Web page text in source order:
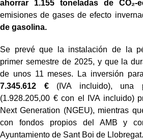
ahorrar 1.155 toneladas de CO₂-
emisiones de gases de efecto
de gasolina.
Se prevé que la instalación de la
primer semestre de 2025, y que la
de unos 11 meses. La inversión
7.345.612 €(IVA incluido), una
(1.928.205,00 € con el IVA incluido)
Next Generation (NGEU), mientras
con fondos propios del AMB y
Ayuntamiento de Sant Boi de Llobregat.